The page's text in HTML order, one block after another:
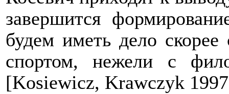
завершится
будем иметь дело
спортом, нежели с
[Kosiewicz, Krawczyk